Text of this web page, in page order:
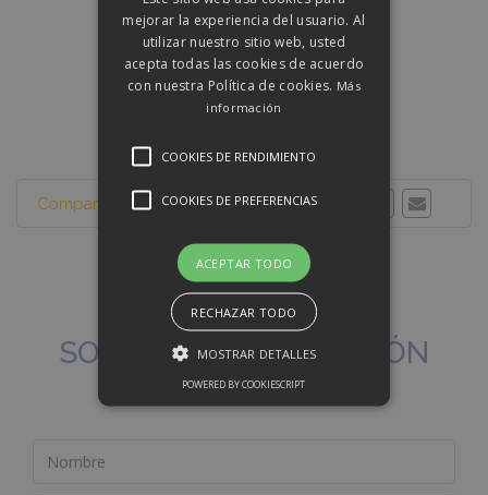
Compartir esta propiedad:
SOLICITAR INFORMACIÓN
mejorar la experiencia del usuario. Al
utilizar nuestro sitio web, usted
acepta todas las cookies de acuerdo
con nuestra Política de cookies. Más
información
COOKIES DE RENDIMIENTO
COOKIES DE PREFERENCIAS
ACEPTAR TODO
RECHAZAR TODO
MOSTRAR DETALLES
POWERED BY COOKIESCRIPT